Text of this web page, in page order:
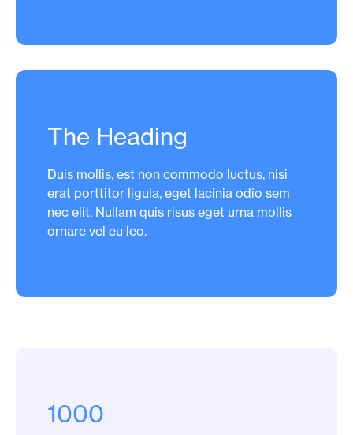
The Heading
Duis mollis, est non commodo luctus, nisi
erat porttitor ligula, eget lacinia odio sem
nec elit. Nullam quis risus eget urna mollis
ornare vel eu leo.
1000